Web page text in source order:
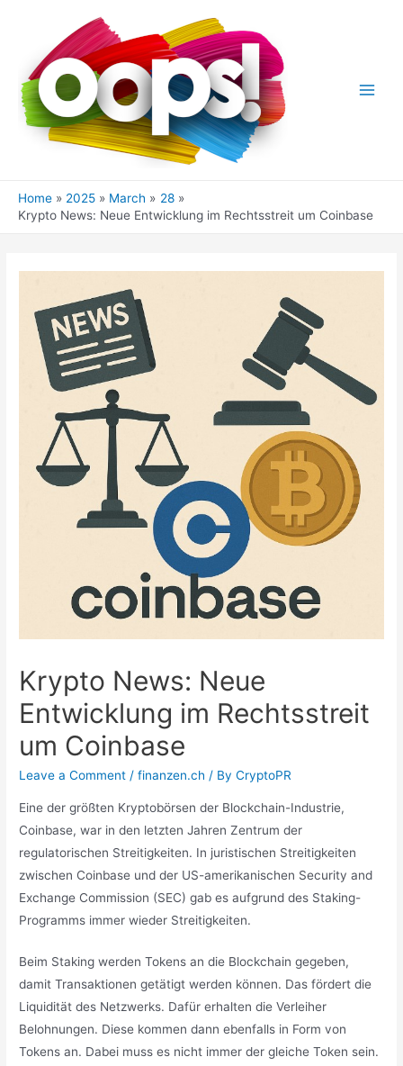
Home 2025 March
28
Krypto News: Neue Entwicklung im Rechtsstreit um Coinbase
Krypto News: Neue
Entwicklung im Rechtsstreit
um Coinbase
Leave a Comment /finanzen.ch / ByCryptoPR
Eine der größten Kryptobörsen der Blockchain-Industrie,
Coinbase, war in den letzten Jahren Zentrum der
regulatorischen Streitigkeiten. In juristischen Streitigkeiten
zwischen Coinbase und der US-amerikanischen Security and
Exchange Commission (SEC) gab es aufgrund des Staking-
Programms immer wieder Streitigkeiten.
Beim Staking werden Tokens an die Blockchain gegeben,
damit Transaktionen getätigt werden können. Das fördert die
Liquidität des Netzwerks. Dafür erhalten die Verleiher
Belohnungen. Diese kommen dann ebenfalls in Form von
Tokens an. Dabei muss es nicht immer der gleiche Token sein.